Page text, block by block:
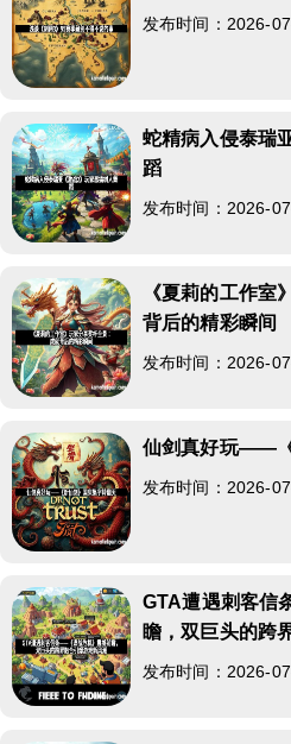
发布时间：2026-
蛇精病入侵泰瑞
蹈
发布时间：2026-
《夏莉的工作室
背后的精彩瞬间
发布时间：2026-
仙剑真好玩——
发布时间：2026-
GTA遭遇刺客
瞻，双巨头的跨
发布时间：2026-